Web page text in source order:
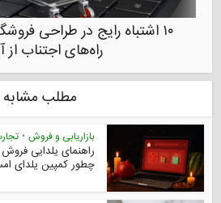
۱۰ اشتباه رایج در طراحی
راه‌های اجتناب از
مطلب مشابه
بازاریابی و فروش •
راهنمای یلدایی فروش
چطور کمپین یلدای